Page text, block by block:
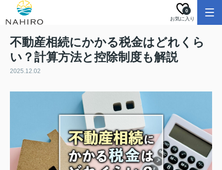
お気に入り
0
不動産相続にかかる税金はどれくら
い？計算方法と控除制度も解説
2025.12.02